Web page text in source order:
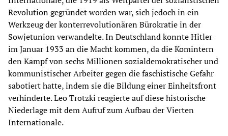
Revolution gegründet worden war, sich jedoch in ein
Werkzeug der konterrevolutionären Bürokratie in der
Sowjetunion verwandelte. In Deutschland konnte Hitler
im Januar 1933 an die Macht kommen, da die Komintern
den Kampf von sechs Millionen sozialdemokratischer und
kommunistischer Arbeiter gegen die faschistische Gefahr
sabotiert hatte, indem sie die Bildung einer Einheitsfront
verhinderte. Leo Trotzki reagierte auf diese historische
Niederlage mit dem Aufruf zum Aufbau der Vierten
Internationale.